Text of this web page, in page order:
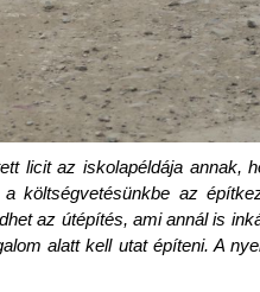
licit az iskolapéldája annak,
költségvetésünkbe az
az útépítés, ami annál is
alatt kell utat építeni. A